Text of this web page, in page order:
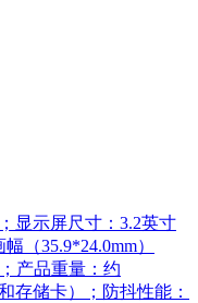
显示屏尺寸：3.2英寸
（35.9*24.0mm）
产品重量：约
存储卡）；防抖性能：